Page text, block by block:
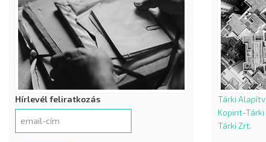
Hírlevél feliratkozás
Tárki
Kopint-Tárki
Tárki Zrt.